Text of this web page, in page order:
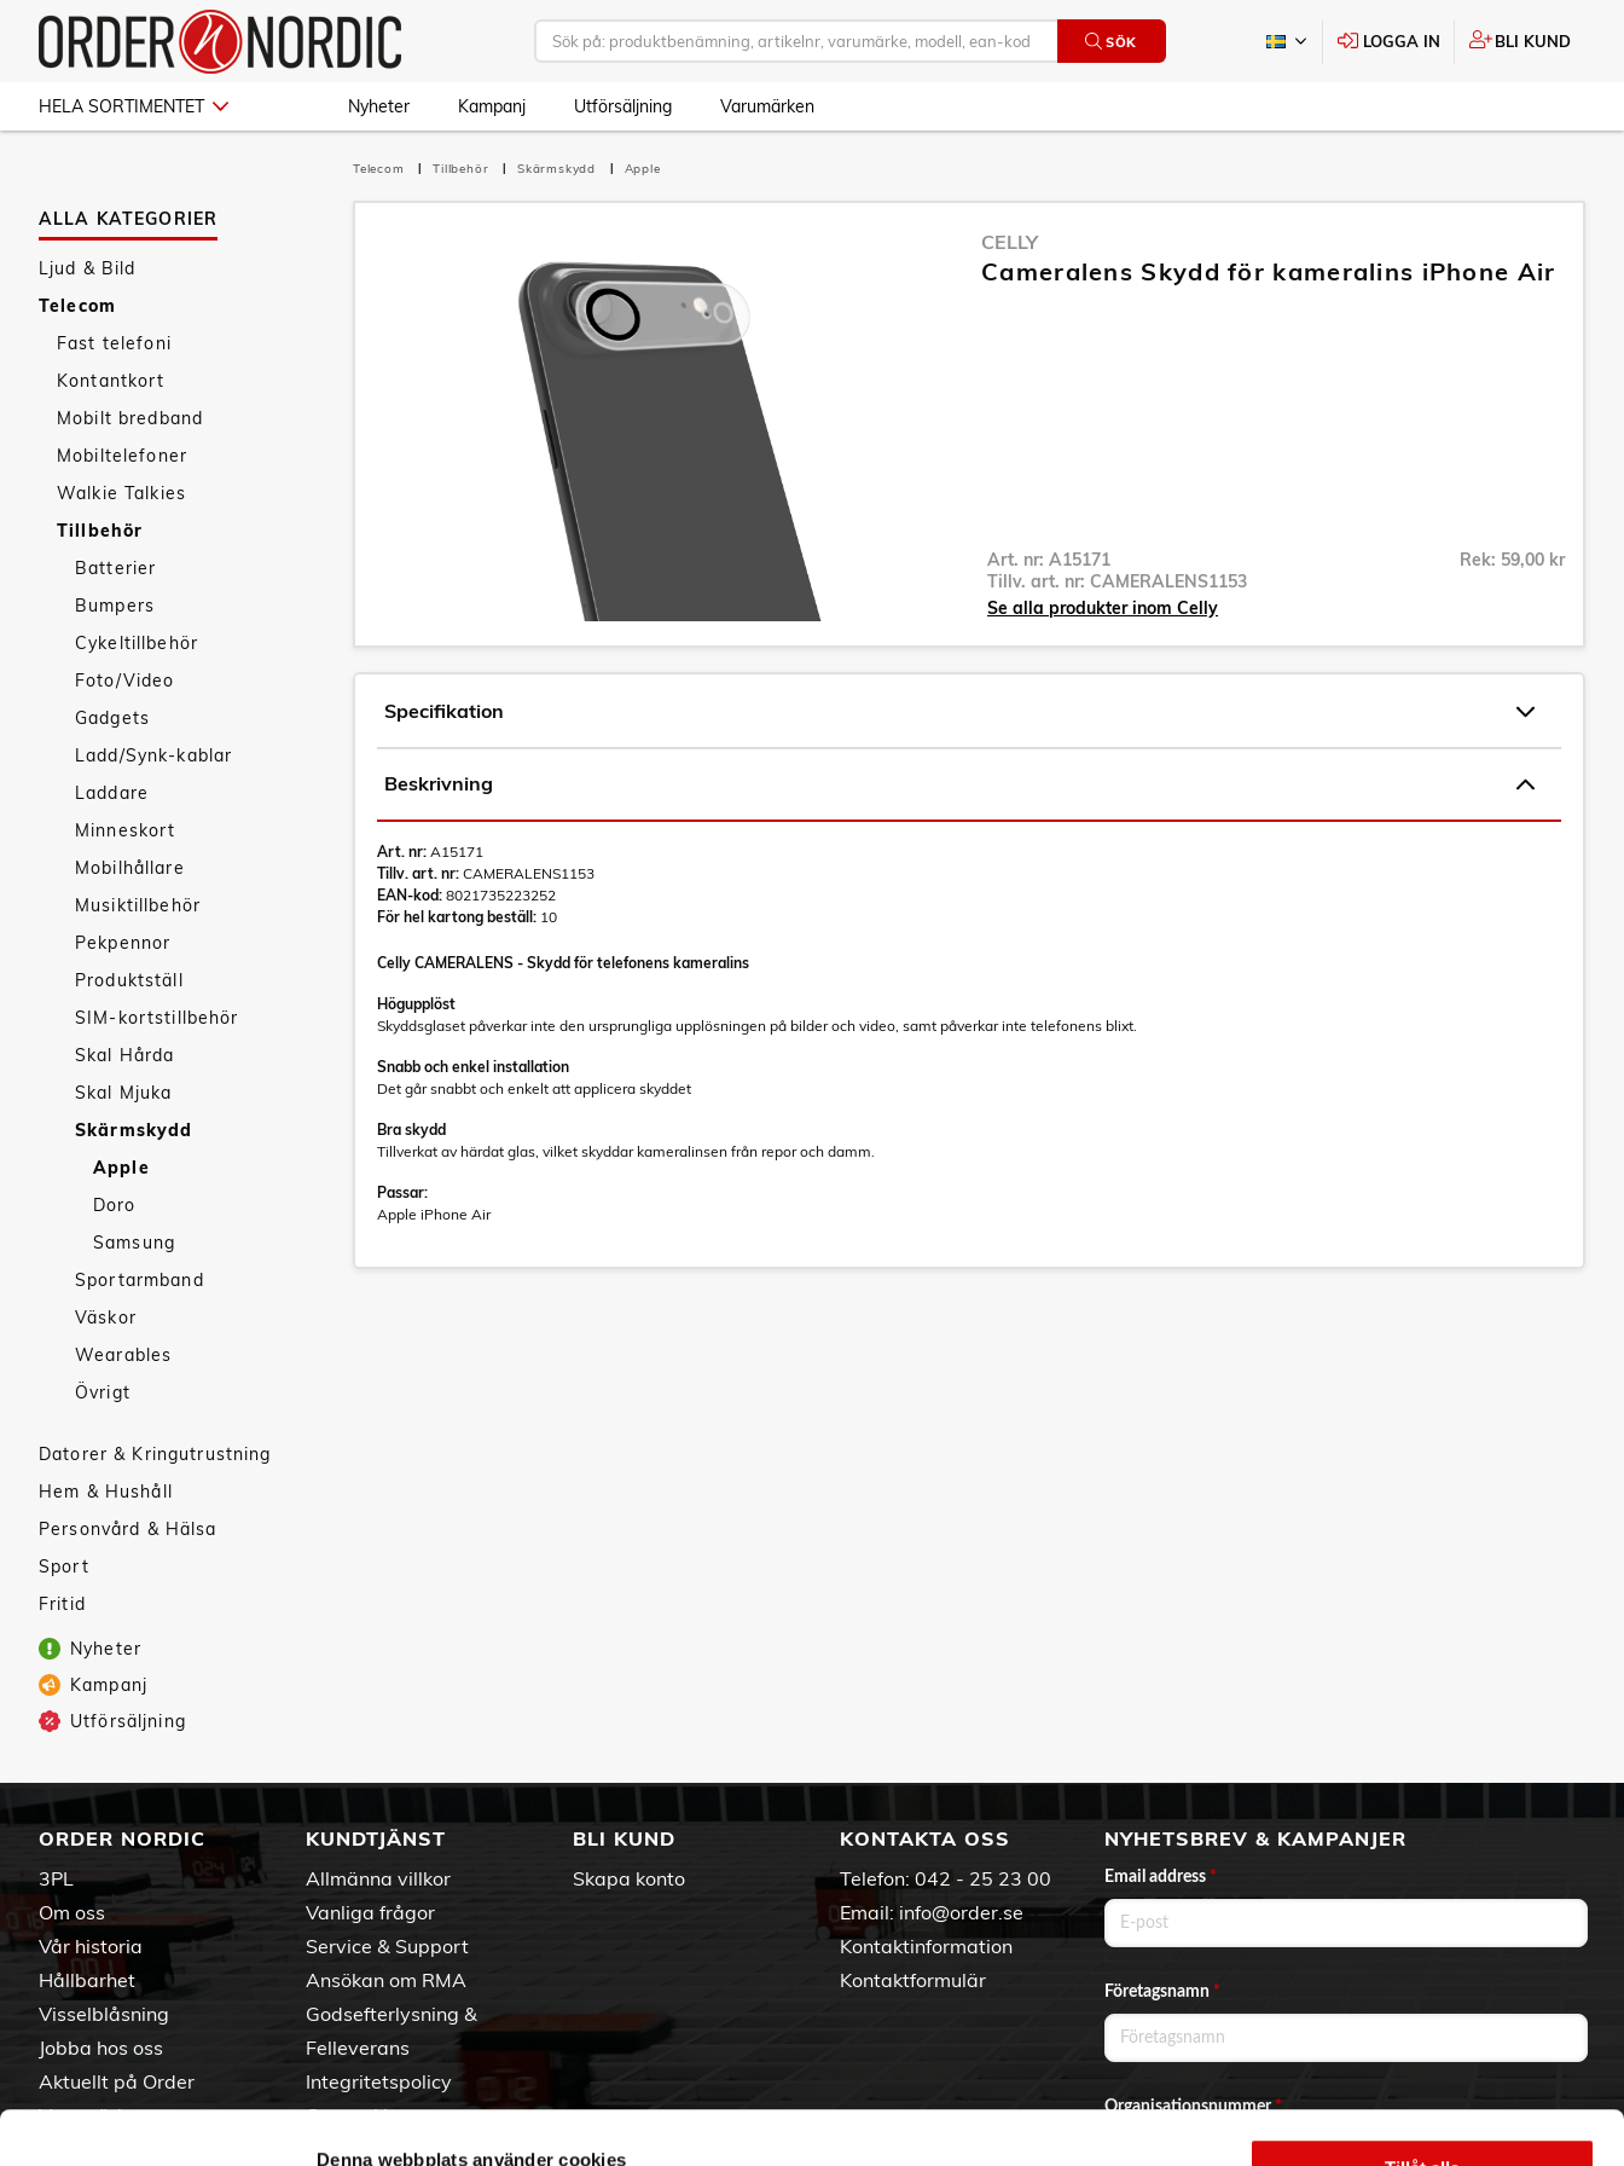
Denna webbplats använder cookies
SÖK LOGGA IN BLI KUND
HELA SORTIMENTET Nyheter Kampanj Utförsäljning Varumärken
ALLA KATEGORIER
Ljud & Bild
Telecom
Fast telefoni
Kontantkort
Mobilt bredband
Mobiltelefoner
Walkie Talkies
Tillbehör
Batterier
Bumpers
Cykeltillbehör
Foto/Video
Gadgets
Ladd/Synk-kablar
Laddare
Minneskort
Mobilhållare
Musiktillbehör
Pekpennor
Produktställ
SIM-kortstillbehör
Skal Hårda
Skal Mjuka
Skärmskydd
Apple
Doro
Samsung
Sportarmband
Väskor
Wearables
Övrigt
Datorer & Kringutrustning
Hem & Hushåll
Personvård & Hälsa
Sport
Fritid
Nyheter
Kampanj
Utförsäljning
Telecom Tillbehör Skärmskydd Apple
CELLY
Cameralens Skydd för kameralins iPhone Air
Art. nr: A15171
Tillv. art. nr: CAMERALENS1153
Rek: 59,00 kr
Se alla produkter inom Celly
Specifikation
Beskrivning
Art. nr: A15171
Tillv. art. nr: CAMERALENS1153
EAN-kod: 8021735223252
För hel kartong beställ: 10
Celly CAMERALENS - Skydd för telefonens kameralins
Högupplöst
Skyddsglaset påverkar inte den ursprungliga upplösningen på bilder och video, samt påverkar inte telefonens blixt.
Snabb och enkel installation
Det går snabbt och enkelt att applicera skyddet
Bra skydd
Tillverkat av härdat glas, vilket skyddar kameralinsen från repor och damm.
Passar:
Apple iPhone Air
ORDER NORDIC
3PL
Om oss
Vår historia
Hållbarhet
Visselblåsning
Jobba hos oss
Aktuellt på Order
Varumärken
KUNDTJÄNST
Allmänna villkor
Vanliga frågor
Service & Support
Ansökan om RMA
Godsefterlysning &
Felleverans
Integritetspolicy
Om cookies
BLI KUND
Skapa konto
KONTAKTA OSS
Telefon: 042 - 25 23 00
Email: info@order.se
Kontaktinformation
Kontaktformulär
NYHETSBREV & KAMPANJER
Email address *
Företagsnamn *
Organisationsnummer*